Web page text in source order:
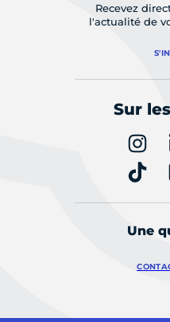
Recevez
l'actualité de
Sur
Une